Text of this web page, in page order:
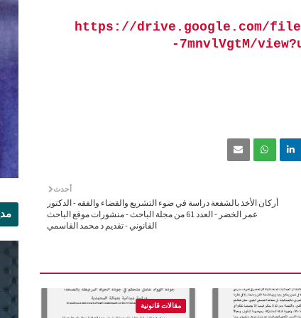
https://drive.google.com/file/d/
-7mnvlVgtM/
أحدث
أركان الأخذ بالشفعة دراسة في ضوء التشريع والقضاء والفقه - الدكتور
عمر الخضر - العدد 61 من مجلة الباحث - منشورات موقع الباحث
القانوني - تقديم د محمد القاسمي
مقالات قانونية